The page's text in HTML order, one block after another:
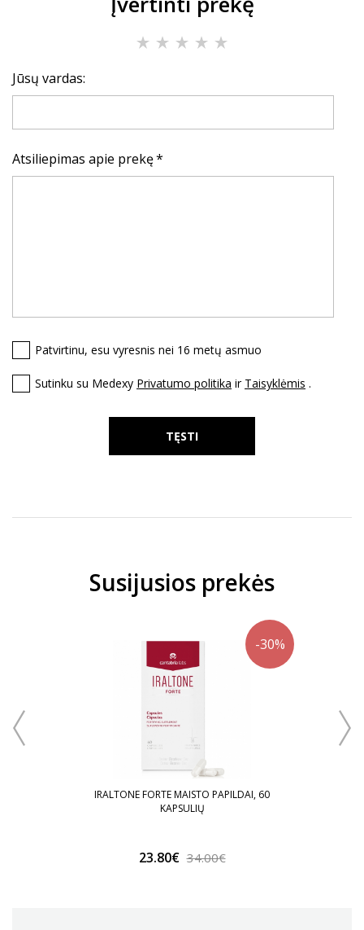
Jūsų vardas:
Atsiliepimas apie prekę
Patvirtinu, esu vyresnis nei 16 metų asmuo
Sutinku su Medexy Privatumo politika ir Taisyklėmis .
TĘSTI
Susijusios prekės
-30%
IRALTONE FORTE MAISTO PAPILDAI, 60
KAPSULIŲ
23.80€ 34.00€